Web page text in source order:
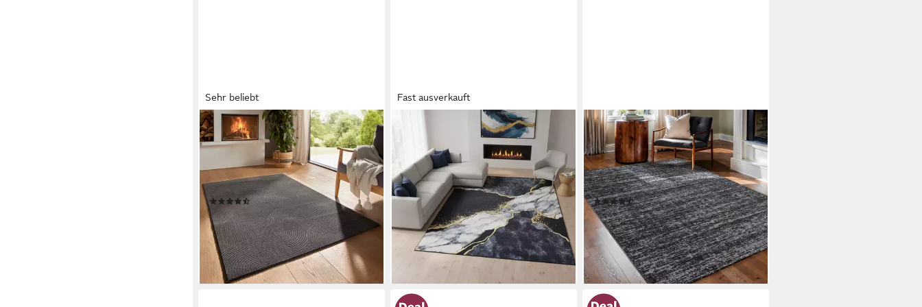
Sehr beliebt
TARACARPET
Teppich TaraCarpet Homestyle 390
Wellen, rechteckig, Höhe: 10 mm,
Felloptik hoch-tief waschbar Welle
anthrazit 50x80
(160)
ab 13,79 € UVP28,99 €
-52%
lieferbar - in 3-4 Werktagen bei dir
+1
Fast ausverkauft
Teppich NORA, rechteckig, Höhe: 5
mm, Eleganter Kurzflorteppich mit
rutschfester Rückseite
ab 29,99 € UVP42,89 €
-30%
lieferbar - in 4-5 Werktagen bei dir
+1
SANAT
Teppich Oslo, auch als Läufer und in
Rund, rechteckig, Höhe: 10 mm,
meliert robuster Kurzflor,
Wohnzimmer, Schlafzimmer, auch als
Läufer
(228)
ab 14,81 € UVP26,99 €
-45%
lieferbar - in 4-5 Werktagen bei dir
+2